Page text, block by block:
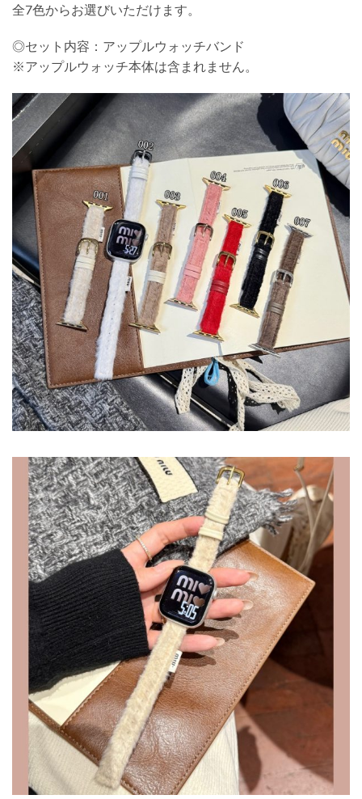
全7色からお選びいただけます。
◎セット内容：アップルウォッチバンド
※アップルウォッチ本体は含まれません。